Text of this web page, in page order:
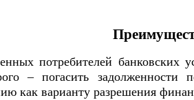
потребителей
– погасить
как варианту разрешения